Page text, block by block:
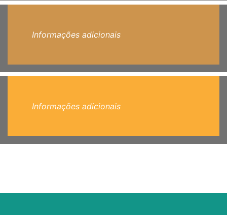
Informações adicionais
Informações adicionais